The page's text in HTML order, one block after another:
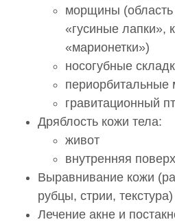
46 800 руб.
Радиочастотная
Ягодицы 3 категория
58 900 руб.
0002116
Радиочастотная
28 400 руб.
0002117
Радиочастотная
морщины
«гусиные лапки»,
«марионетки»)
носогубные
гравитационный
Дряблость кожи тела:
живот
внутренняя
Выравнивание кожи
рубцы, стрии, текстура)
Лечение акне и